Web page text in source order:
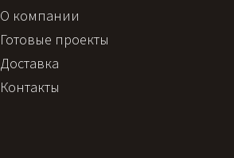
О компании
Готовые проекты
Доставка
Контакты